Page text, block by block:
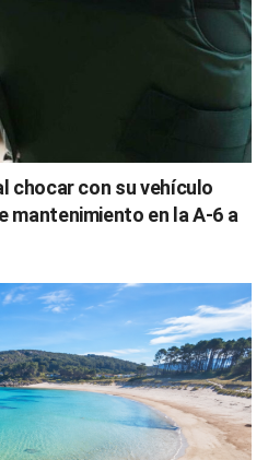
chocar con su vehículo
mantenimiento en la A-6 a